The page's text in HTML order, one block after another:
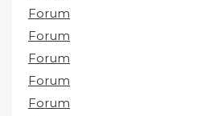
Forum
Forum
Forum
Forum
Forum